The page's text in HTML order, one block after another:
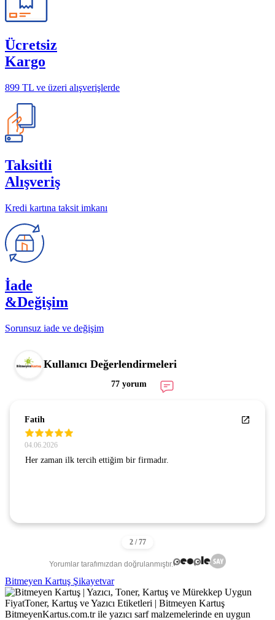
Ücretsiz
Kargo
899 TL ve üzeri alışverişlerde
Taksitli
Alışveriş
Kredi kartına taksit imkanı
İade
&Değişim
Sorunsuz iade ve değişim
Kullanıcı Değerlendirmeleri
77 yorum
Fatih
04.06.2026
Her zaman ilk tercih ettiğim bir firmadır.
Yorumlar tarafımızdan doğrulanmıştır.
Bitmeyen Kartuş Şikayetvar
BitmeyenKartus.com.tr ile yazıcı sarf malzemelerinde en uygun